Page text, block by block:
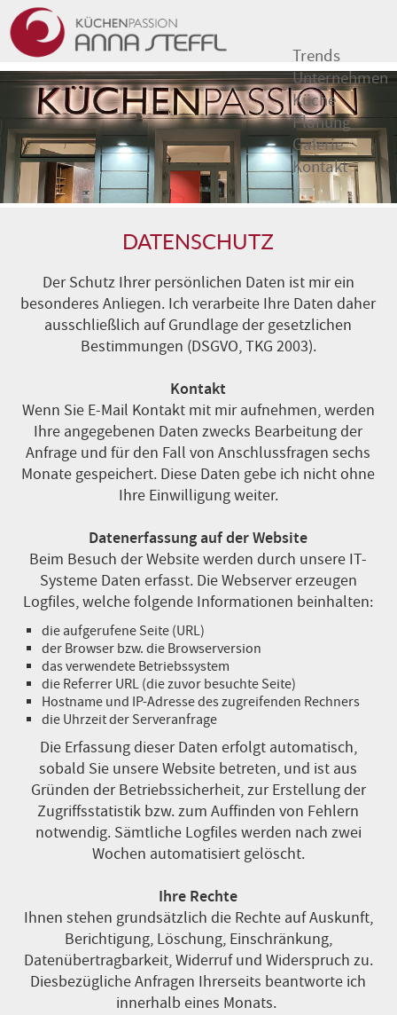
Trends
Unternehmen
Küche
Planung
Galerie
Kontakt
DATENSCHUTZ
Der Schutz Ihrer persönlichen Daten ist mir ein
besonderes Anliegen. Ich verarbeite Ihre Daten daher
ausschließlich auf Grundlage der gesetzlichen
Bestimmungen (DSGVO, TKG 2003).
Kontakt
Wenn Sie E-Mail Kontakt mit mir aufnehmen, werden
Ihre angegebenen Daten zwecks Bearbeitung der
Anfrage und für den Fall von Anschlussfragen sechs
Monate gespeichert. Diese Daten gebe ich nicht ohne
Ihre Einwilligung weiter.
Datenerfassung auf der Website
Beim Besuch der Website werden durch unsere IT-
Systeme Daten erfasst. Die Webserver erzeugen
Logfiles, welche folgende Informationen beinhalten:
die aufgerufene Seite (URL)
der Browser bzw. die Browserversion
das verwendete Betriebssystem
die Referrer URL (die zuvor besuchte Seite)
Hostname und IP-Adresse des zugreifenden Rechners
die Uhrzeit der Serveranfrage
Die Erfassung dieser Daten erfolgt automatisch,
sobald Sie unsere Website betreten, und ist aus
Gründen der Betriebssicherheit, zur Erstellung der
Zugriffsstatistik bzw. zum Auffinden von Fehlern
notwendig. Sämtliche Logfiles werden nach zwei
Wochen automatisiert gelöscht.
Ihre Rechte
Ihnen stehen grundsätzlich die Rechte auf Auskunft,
Berichtigung, Löschung, Einschränkung,
Datenübertragbarkeit, Widerruf und Widerspruch zu.
Diesbezügliche Anfragen Ihrerseits beantworte ich
innerhalb eines Monats.